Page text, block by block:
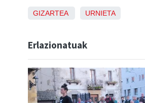
GIZARTEA URNIETA
Erlazionatuak